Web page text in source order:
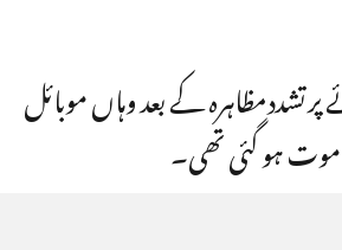
کے بعد وہاں موبائل
موت ہو گئی تھی۔